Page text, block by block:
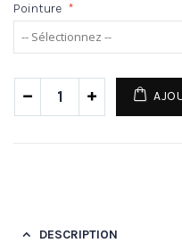
Pointure *
DESCRIPTION